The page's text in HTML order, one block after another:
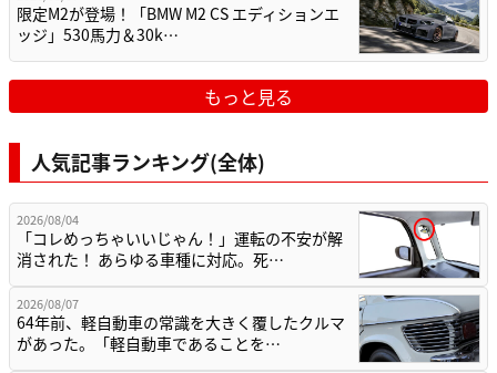
限定M2が登場！「BMW M2 CS エディションエ
ッジ」530馬力＆30k…
もっと見る
人気記事ランキング(全体)
2026/08/04
「コレめっちゃいいじゃん！」運転の不安が解
消された！ あらゆる車種に対応。死…
2026/08/07
64年前、軽自動車の常識を大きく覆したクルマ
があった。「軽自動車であることを…